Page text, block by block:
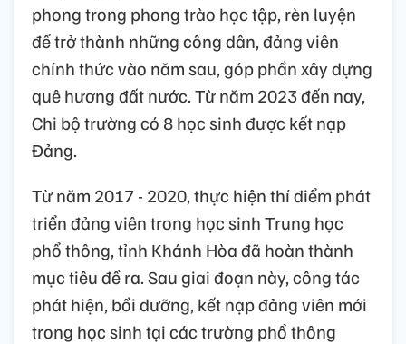
phong trong phong trào học tập, rèn luyện
để trở thành những công dân, đảng viên
chính thức vào năm sau, góp phần xây dựng
quê hương đất nước. Từ năm 2023 đến nay,
Chi bộ trường có 8 học sinh được kết nạp
Đảng.
Từ năm 2017 - 2020, thực hiện thí điểm phát
triển đảng viên trong học sinh Trung học
phổ thông, tỉnh Khánh Hòa đã hoàn thành
mục tiêu đề ra. Sau giai đoạn này, công tác
phát hiện, bồi dưỡng, kết nạp đảng viên mới
trong học sinh tại các trường phổ thông